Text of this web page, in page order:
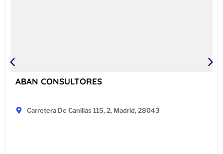
ABAN CONSULTORES
Carretera De Canillas 115, 2, Madrid, 28043